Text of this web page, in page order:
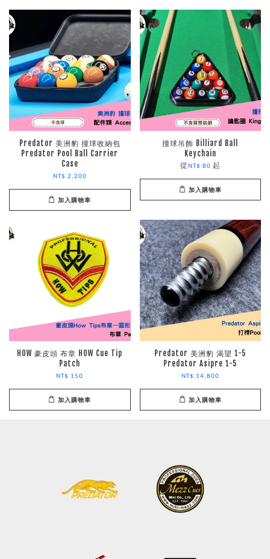
Predator 美洲豹 撞球收納包
Predator Pool Ball Carrier
Case
NT$ 2,200
加入購物車
撞球吊飾 Billiard Ball
Keychain
從 NT$ 80 起
加入購物車
HOW 豪皮頭 布章 HOW Cue Tip
Patch
NT$ 150
加入購物車
Predator 美洲豹 渴望 1-5
Predator Asipre 1-5
NT$ 14,800
加入購物車